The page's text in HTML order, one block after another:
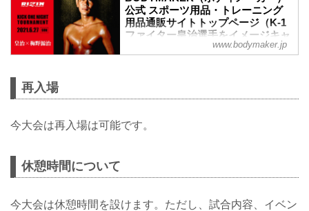
公式 スポーツ用品・トレーニング
用品通販サイトトップページ（K-1
ファイター皇治選手をイメージキャ
ッグ）用品専門通販サイト。K-1ファイタ
www.bodymaker.jp
再入場
今大会は再入場は可能です。
休憩時間について
今大会は休憩時間を設けます。ただし、試合内容、イベン